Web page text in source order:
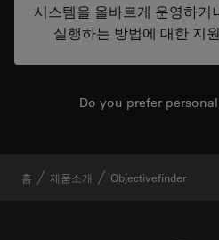
시스템을 올바르게 운영하거
실행하는 방법에 대한 지
Do you prefer
홈 제품소개 Objectivefinder